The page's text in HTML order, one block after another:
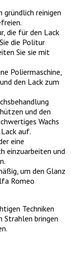
gründlich reinigen
die für den Lack
die Politur
Sie sie mit
Poliermaschine,
den Lack zum
und den
Wachs
auf.
eine
einzuarbeiten und
um den Glanz
Romeo
Techniken
Strahlen bringen